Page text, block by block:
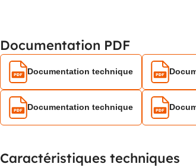
Documentation PDF
Documentation technique
Documentation technique
Caractéristiques techniques